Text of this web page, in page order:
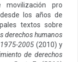
movilización pro
los años de
textos sobre
derechos humanos
2005 (2010) y
de derechos